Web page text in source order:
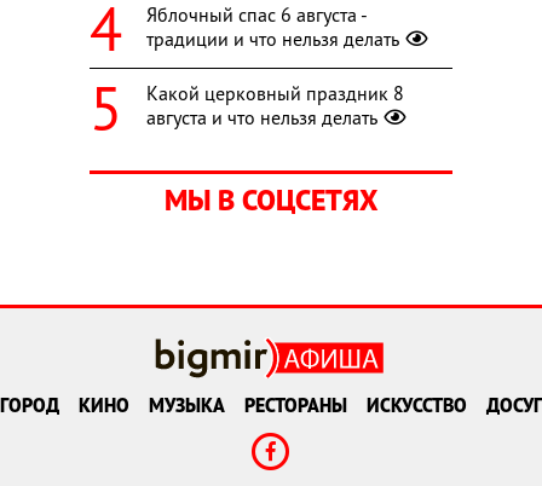
Яблочный спас 6 августа -
традиции и что нельзя делать
Какой церковный праздник 8
августа и что нельзя делать
МЫ В СОЦСЕТЯХ
ГОРОД КИНО МУЗЫКА РЕСТОРАНЫ ИСКУССТВО ДОСУГ